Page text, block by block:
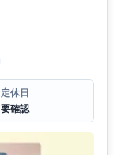
定休日
要確認